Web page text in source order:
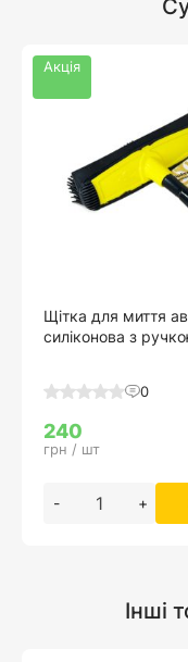
Щітка для миття
силіконова з
0
240
грн / шт
- +
Акція
Інші